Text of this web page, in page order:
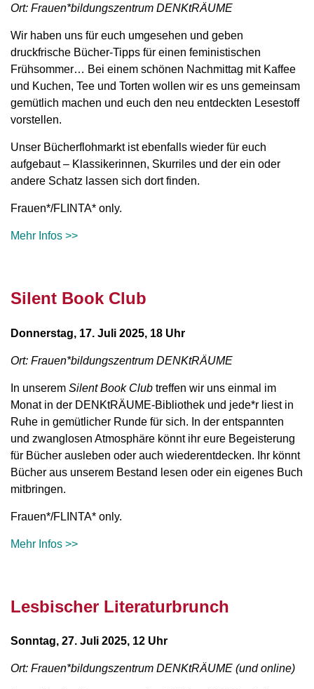
Ort: Frauen*bildungszentrum DENKtRÄUME
Wir haben uns für euch umgesehen und geben
druckfrische Bücher-Tipps für einen feministischen
Frühsommer… Bei einem schönen Nachmittag mit Kaffee
und Kuchen, Tee und Torten wollen wir es uns gemeinsam
gemütlich machen und euch den neu entdeckten Lesestoff
vorstellen.
Unser Bücherflohmarkt ist ebenfalls wieder für euch
aufgebaut – Klassikerinnen, Skurriles und der ein oder
andere Schatz lassen sich dort finden.
Frauen*/FLINTA* only.
Mehr Infos >>
Silent Book Club
Donnerstag, 17. Juli 2025, 18 Uhr
Ort: Frauen*bildungszentrum DENKtRÄUME
In unserem Silent Book Club treffen wir uns einmal im
Monat in der DENKtRÄUME-Bibliothek und jede*r liest in
Ruhe in gemütlicher Runde für sich. In der entspannten
und zwanglosen Atmosphäre könnt ihr eure Begeisterung
für Bücher ausleben oder auch wiederentdecken. Ihr könnt
Bücher aus unserem Bestand lesen oder ein eigenes Buch
mitbringen.
Frauen*/FLINTA* only.
Mehr Infos >>
Lesbischer Literaturbrunch
Sonntag, 27. Juli 2025, 12 Uhr
Ort: Frauen*bildungszentrum DENKtRÄUME (und online)